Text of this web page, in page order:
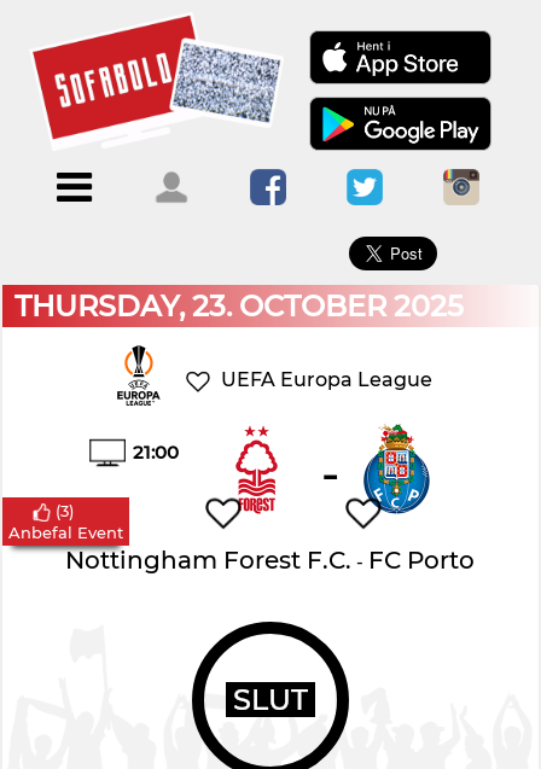
Menu
ForsideKalendere
Blogs
Om
Sofabold
Kontakt
bruger
ind
×
THURSDAY, 23. OCTOBER 2025
UEFA Europa League
21:00 -
Nottingham Forest F.C. - FC Porto
SLUT
(3)
Anbefal Event